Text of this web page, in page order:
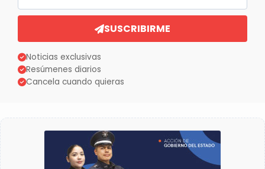
SUSCRIBIRME
Noticias exclusivas
Resúmenes diarios
Cancela cuando quieras